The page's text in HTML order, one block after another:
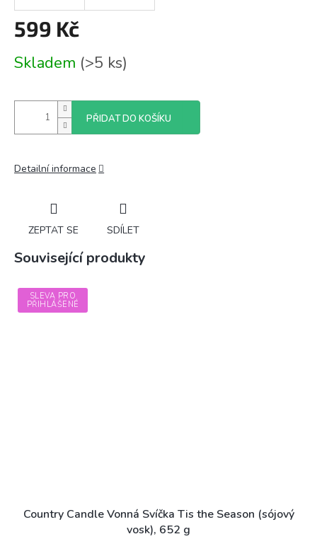
599 Kč
cena:
Skladem (>5 ks)
PŘIDAT DO KOŠÍKU
Detailní informace
ZEPTAT SE SDÍLET
Související produkty
SLEVA PRO
PŘIHLÁŠENÉ
Country Candle Vonná Svíčka Tis the Season (sójový
vosk), 652 g